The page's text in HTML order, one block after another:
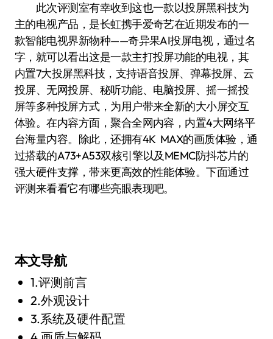
此次评测室有幸收到这也一款以投屏黑科技为
主的电视产品，是长虹携手爱奇艺在近期发布的一
款智能电视界新物种——奇异果AI投屏电视，通过名
字，就可以看出这是一款主打投屏功能的电视，其
内置7大投屏黑科技，支持语音投屏、弹幕投屏、云
投屏、无网投屏、秘听功能、电脑投屏、摇一摇投
屏等多种投屏方式，为用户带来全新的大小屏交互
体验。在内容方面，聚合全网内容，内置4大网络平
台海量内容。除此，还拥有4K MAX的画质体验，通
过搭载的A73+A53双核引擎以及MEMC防抖芯片的
强大硬件支撑，带来更高效的性能体验。下面通过
评测来看看它有哪些亮眼表现吧。
本文导航
1.评测前言
2.外观设计
3.系统及硬件配置